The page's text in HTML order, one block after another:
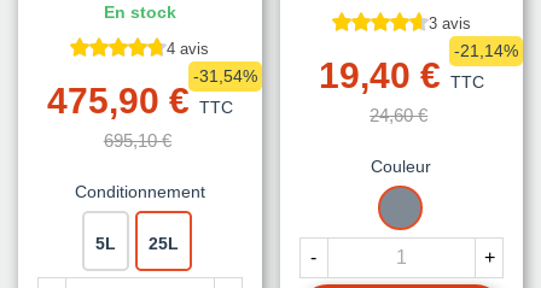
En stock
4 avis
475,90 € TTC
695,10 €
-31,54%
Conditionnement
5L 25L
3 avis
19,40 € TTC
24,60 €
-21,14%
Couleur
GRIS
- +